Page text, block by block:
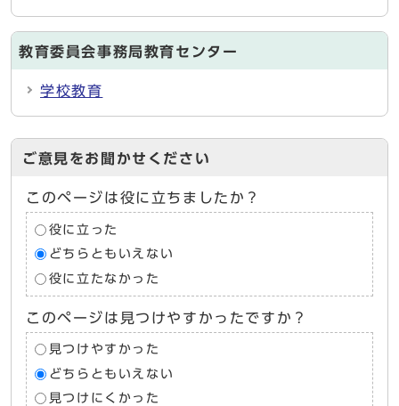
教育委員会事務局教育センター
学校教育
ご意見をお聞かせください
このページは役に立ちましたか？
役に立った
どちらともいえない
役に立たなかった
このページは見つけやすかったですか？
見つけやすかった
どちらともいえない
見つけにくかった